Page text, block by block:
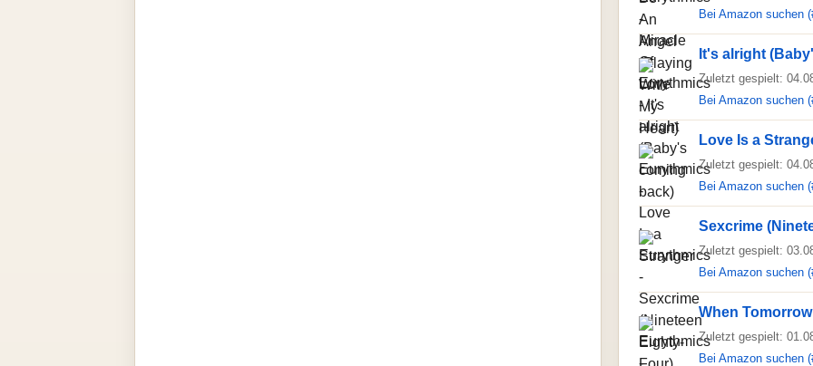
Bei Amazon suchen
It's alright
Zuletzt gespielt:
Bei Amazon suchen
Love Is a
Zuletzt gespielt:
Bei Amazon suchen
Sexcrime
Zuletzt gespielt:
Bei Amazon suchen
When
Zuletzt gespielt:
Bei Amazon suchen